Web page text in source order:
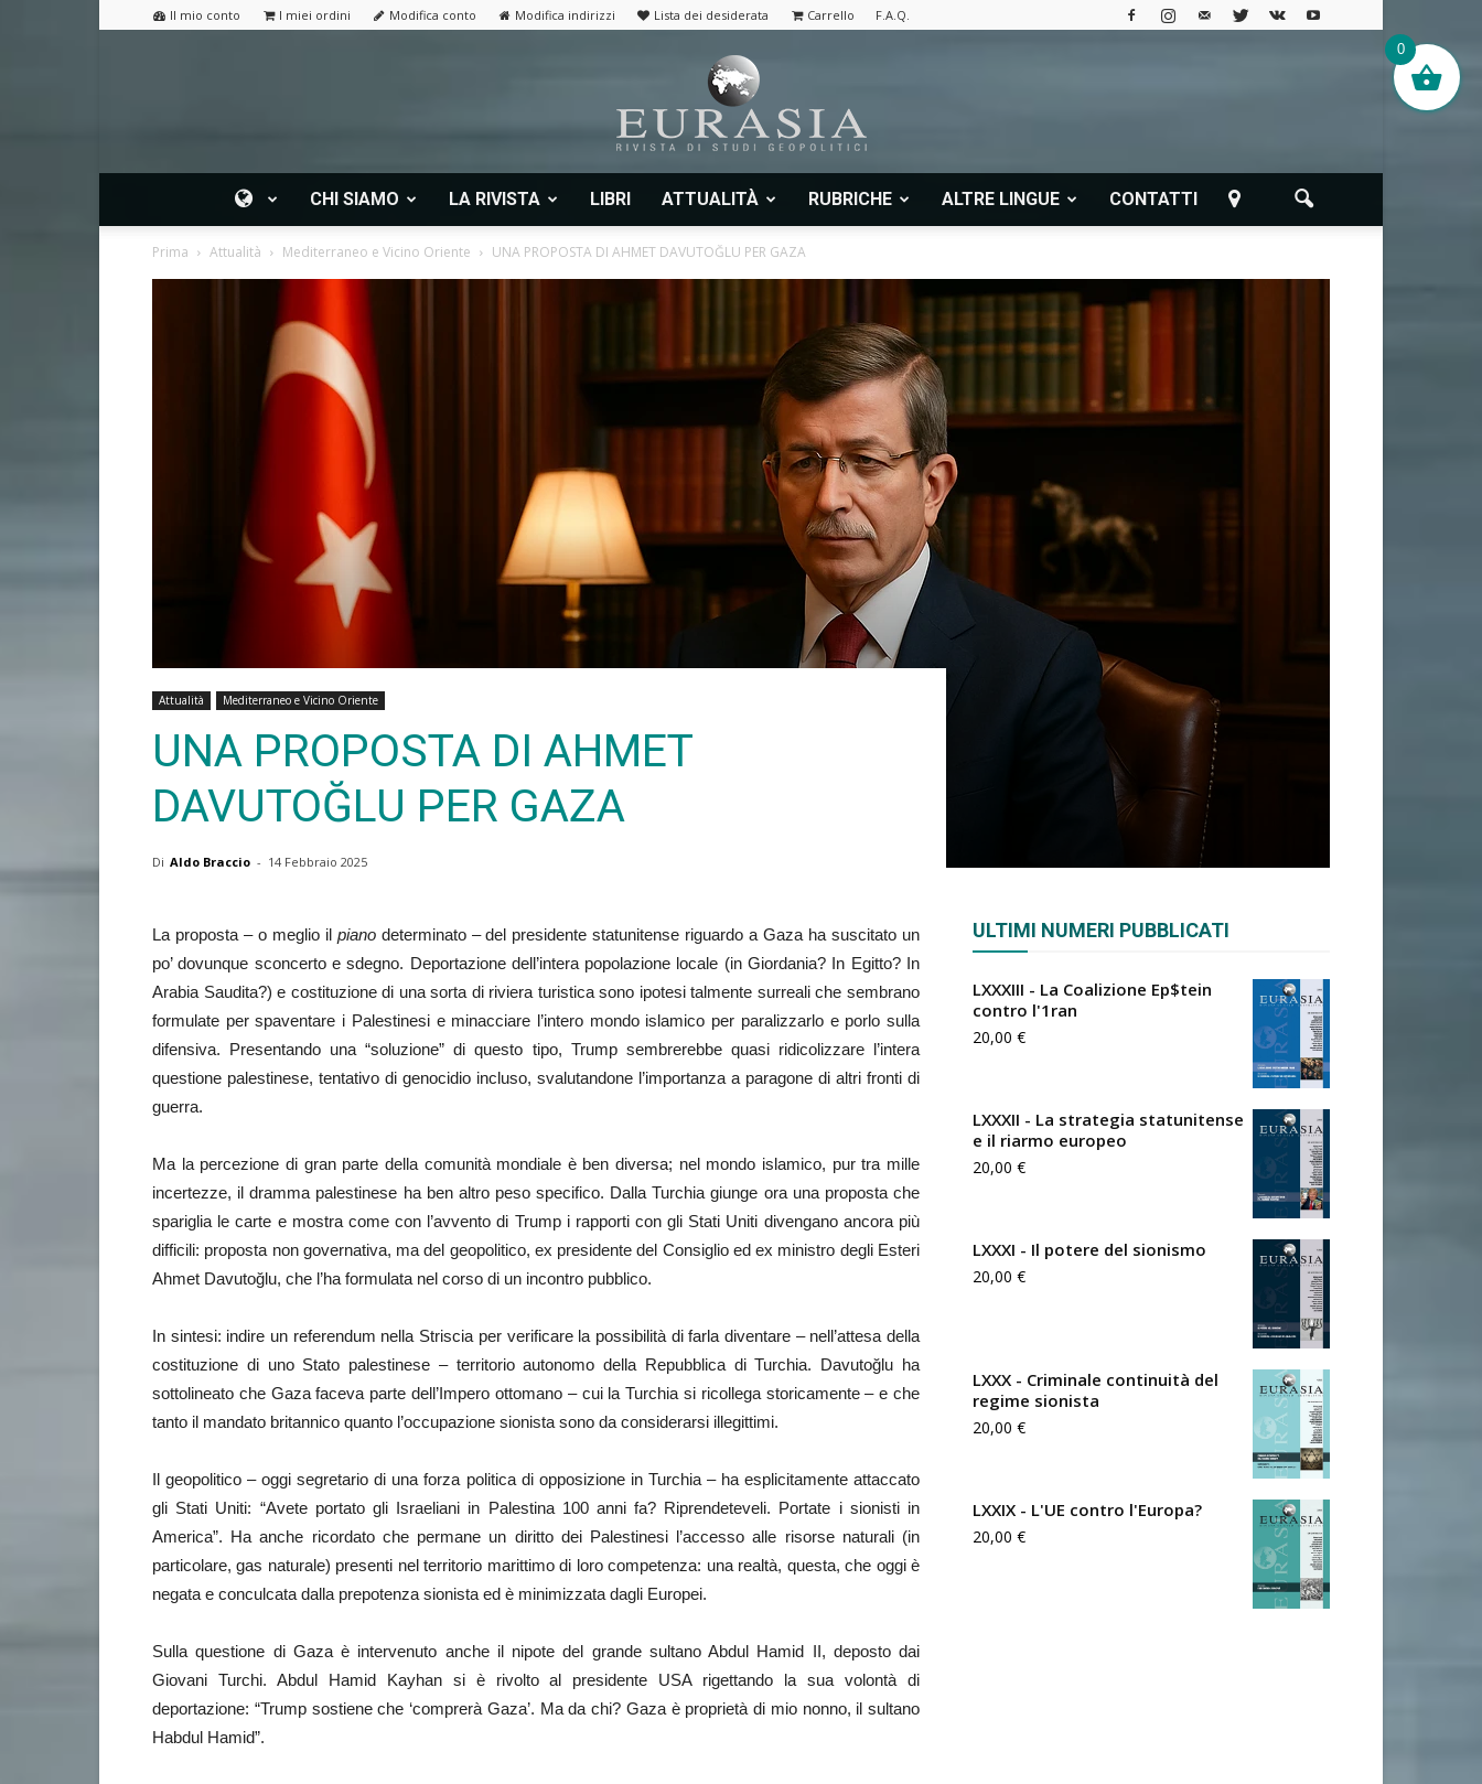
Il mio conto I miei ordini Modifica conto Modifica indirizzi Lista dei desiderata Carrello F.A.Q.
Rivista
geopolitici
CHI SIAMO LA RIVISTA LIBRI ATTUALITÀ RUBRICHE ALTRE LINGUE CONTATTI
Prima Attualità Mediterraneo e Vicino Oriente UNA PROPOSTA DI AHMET DAVUTOĞLU PER GAZA
Attualità Mediterraneo e Vicino Oriente
UNA PROPOSTA DI AHMET
DAVUTOĞLU PER GAZA
Di Aldo Braccio - 14 Febbraio 2025
La proposta – o meglio il pianodeterminato – del presidente statunitense riguardo a Gaza ha suscitato un
po’ dovunque sconcerto e sdegno. Deportazione dell’intera popolazione locale (in Giordania? In Egitto? In
Arabia Saudita?) e costituzione di una sorta di riviera turistica sono ipotesi talmente surreali che sembrano
formulate per spaventare i Palestinesi e minacciare l’intero mondo islamico per paralizzarlo e porlo sulla
difensiva. Presentando una “soluzione” di questo tipo, Trump sembrerebbe quasi ridicolizzare l’intera
questione palestinese, tentativo di genocidio incluso, svalutandone l’importanza a paragone di altri fronti di
guerra.
Ma la percezione di gran parte della comunità mondiale è ben diversa; nel mondo islamico, pur tra mille
incertezze, il dramma palestinese ha ben altro peso specifico. Dalla Turchia giunge ora una proposta che
spariglia le carte e mostra come con l’avvento di Trump i rapporti con gli Stati Uniti divengano ancora più
difficili: proposta non governativa, ma del geopolitico, ex presidente del Consiglio ed ex ministro degli Esteri
Ahmet Davutoğlu, che l’ha formulata nel corso di un incontro pubblico.
In sintesi: indire un referendum nella Striscia per verificare la possibilità di farla diventare – nell’attesa della
costituzione di uno Stato palestinese – territorio autonomo della Repubblica di Turchia. Davutoğlu ha
sottolineato che Gaza faceva parte dell’Impero ottomano – cui la Turchia si ricollega storicamente – e che
tanto il mandato britannico quanto l’occupazione sionista sono da considerarsi illegittimi.
Il geopolitico – oggi segretario di una forza politica di opposizione in Turchia – ha esplicitamente attaccato
gli Stati Uniti: “Avete portato gli Israeliani in Palestina 100 anni fa? Riprendeteveli. Portate i sionisti in
America”. Ha anche ricordato che permane un diritto dei Palestinesi l’accesso alle risorse naturali (in
particolare, gas naturale) presenti nel territorio marittimo di loro competenza: una realtà, questa, che oggi è
negata e conculcata dalla prepotenza sionista ed è minimizzata dagli Europei.
Sulla questione di Gaza è intervenuto anche il nipote del grande sultano Abdul Hamid II, deposto dai
Giovani Turchi. Abdul Hamid Kayhan si è rivolto al presidente USA rigettando la sua volontà di
deportazione: “Trump sostiene che ‘comprerà Gaza’. Ma da chi? Gaza è proprietà di mio nonno, il sultano
Habdul Hamid”.
ULTIMI NUMERI PUBBLICATI
LXXXIII - La Coalizione Ep$tein
contro l'1ran
20,00 €
LXXXII - La strategia statunitense
e il riarmo europeo
20,00 €
LXXXI - Il potere del sionismo
20,00 €
LXXX - Criminale continuità del
regime sionista
20,00 €
LXXIX - L'UE contro l'Europa?
20,00 €
0